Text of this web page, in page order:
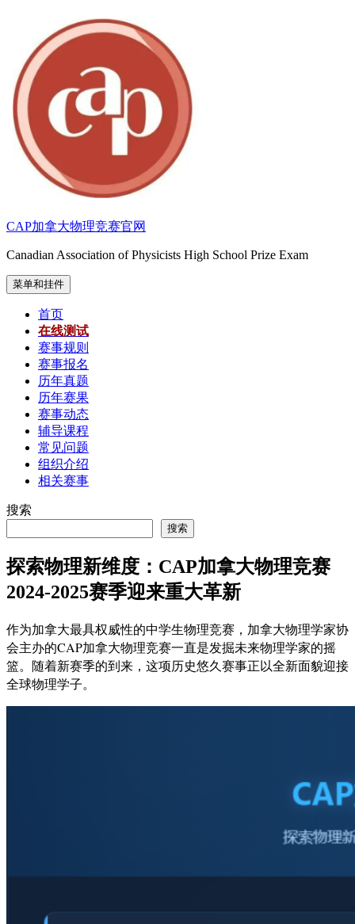
CAP加拿大物理竞赛官网
Canadian Association of Physicists High School Prize Exam
菜单和挂件
首页
在线测试
赛事规则
赛事报名
历年真题
历年赛果
赛事动态
辅导课程
常见问题
组织介绍
相关赛事
搜索
搜索
探索物理新维度：CAP加拿大物理竞赛
2024-2025赛季迎来重大革新
作为加拿大最具权威性的中学生物理竞赛，加拿大物理学家协
会主办的CAP加拿大物理竞赛一直是发掘未来物理学家的摇
篮。随着新赛季的到来，这项历史悠久赛事正以全新面貌迎接
全球物理学子。